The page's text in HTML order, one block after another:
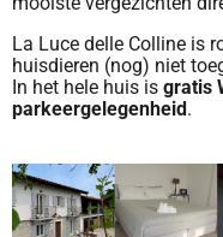
La Luce delle Colline is
huisdieren (nog) niet
In het hele huis is gratis
parkeergelegenheid.